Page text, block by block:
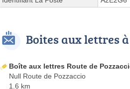
Boites aux lettres
Boîte aux lettres Route de
Null Route de Pozzaccio
1.6 km